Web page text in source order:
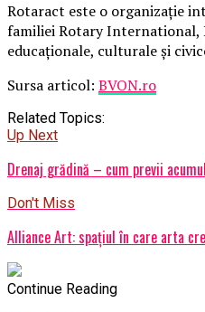
Rotaract este o organizație
familiei Rotary International,
educaționale, culturale și
Sursa articol: BVON.ro
Related Topics:
Up Next
Drenaj grădină – cum previi
Don't Miss
Alliance Art: spațiul în care arta
Continue Reading